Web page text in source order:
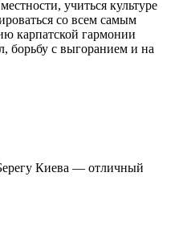
учиться культуре
со всем самым
карпатской гармонии
борьбу с выгоранием и на
Киева — отличный